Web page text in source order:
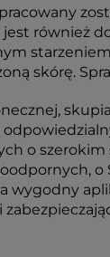
jest również
skórę.
o
o
wygodny